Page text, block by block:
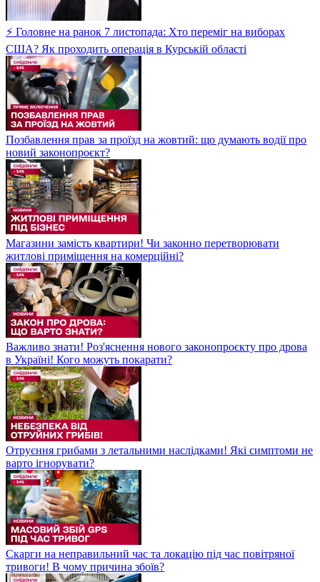
⚡ Головне на ранок 7 листопада: Хто переміг на виборах
США? Як проходить операція в Курській області
Позбавлення прав за проїзд на жовтий: що думають водії про
новий законопроєкт?
Магазини замість квартири! Чи законно перетворювати
житлові приміщення на комерційні?
Важливо знати! Роз'яснення нового законопроєкту про дрова
в Україні! Кого можуть покарати?
Отруєння грибами з летальними наслідками! Які симптоми не
варто ігнорувати?
Скарги на неправильний час та локацію під час повітряної
тривоги! В чому причина збоїв?